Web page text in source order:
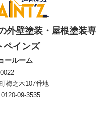
外壁塗装・屋根塗装専
ペインズ
ールーム
梅之木107番地
0120-09-3535